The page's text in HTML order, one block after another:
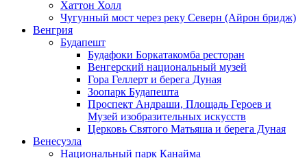
Хаттон Холл
Чугунный мост через реку Северн (Айрон бридж)
Венгрия
Будапешт
Будафоки Боркатакомба ресторан
Венгерский национальный музей
Гора Геллерт и берега Дуная
Зоопарк Будапешта
Проспект Андраши, Площадь Героев и
Музей изобразительных искусств
Церковь Святого Матьяша и берега Дуная
Венесуэла
Национальный парк Канайма